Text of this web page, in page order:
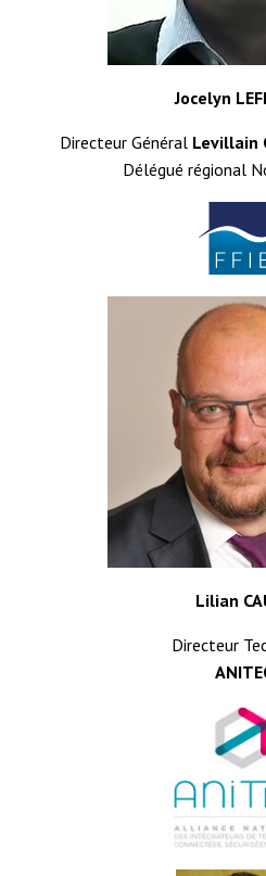
Jocelyn
Directeur Général Levillain
Délégué régional
Lilian
Directeur